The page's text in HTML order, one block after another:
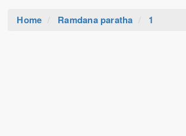
Home Ramdana paratha 1